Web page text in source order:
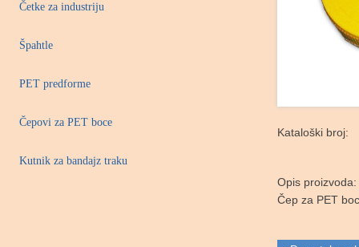
Četke za industriju
Špahtle
PET predforme
Čepovi za PET boce
Kutnik za bandajz traku
Kataloški broj:
Opis proizvoda:
Čep za PET